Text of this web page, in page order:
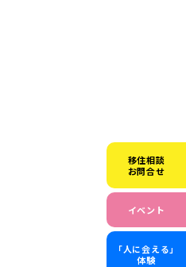
移住相談
お問合せ
イベント
「人に会える」
体験